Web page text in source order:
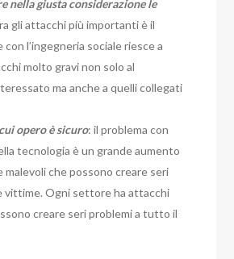
nella giusta considerazione le
gli attacchi più importanti è il
con l’ingegneria sociale riesce a
molto gravi non solo al
ma anche a quelli collegati
opero è sicuro: il problema con
tecnologia è un grande aumento
malevoli che possono creare seri
vittime. Ogni settore ha attacchi
creare seri problemi a tutto il